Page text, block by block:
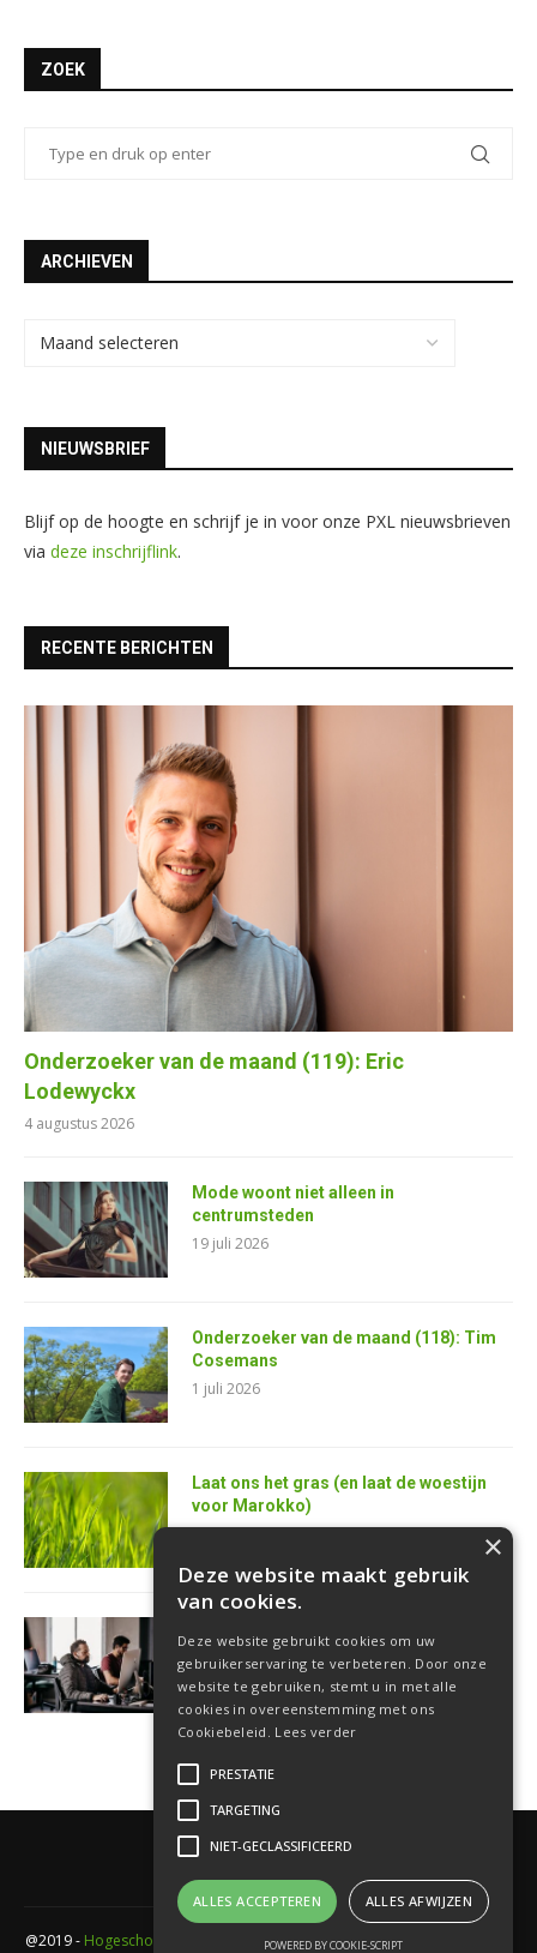
ZOEK
ARCHIEVEN
NIEUWSBRIEF
Blijf op de hoogte en schrijf je in voor onze PXL nieuwsbrieven
via deze inschrijflink.
RECENTE BERICHTEN
Onderzoeker van de maand (119): Eric
Lodewyckx
4 augustus 2026
Mode woont niet alleen in
centrumsteden
19 juli 2026
Onderzoeker van de maand (118): Tim
Cosemans
1 juli 2026
Laat ons het gras (en laat de woestijn
voor Marokko)
25 juni 2026
softwareontwikkelaar
18 juni 2026
@2019 - Hogeschool PXL
- Elfde-liniestraat 24 Gebouw A , 3500 Hasselt -
×
Deze website maakt gebruik
van cookies.
Deze website gebruikt cookies om uw
gebruikerservaring te verbeteren. Door onze
website te gebruiken, stemt u in met alle
cookies in overeenstemming met ons
Cookiebeleid. Lees verder
PRESTATIE
TARGETING
NIET-GECLASSIFICEERD
ALLES ACCEPTEREN ALLES AFWIJZEN
POWERED BY COOKIE-SCRIPT